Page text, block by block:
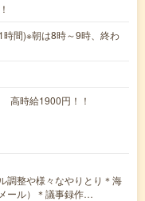
間)※朝は8時～9時、終わ
時給1900円！！
調整や様々なやりとり＊海
ール）＊議事録作…